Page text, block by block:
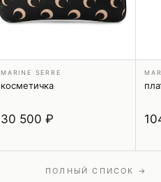
MARINE SERRE
косметичка
30 500 ₽
ПОЛНЫЙ СПИСОК →